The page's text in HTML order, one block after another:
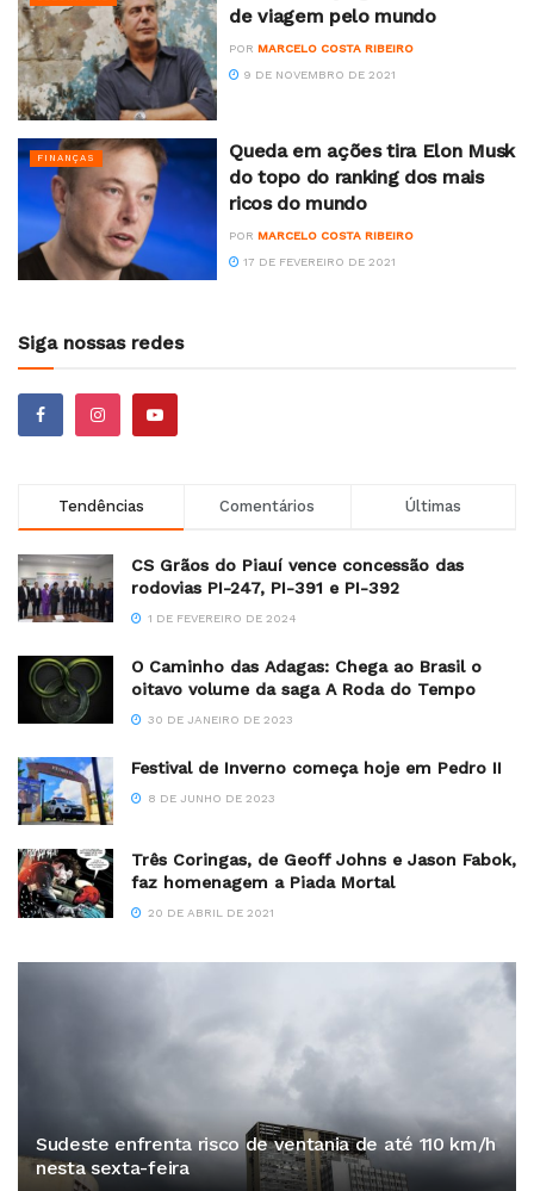
de viagem pelo mundo
POR MARCELO COSTA RIBEIRO
9 DE NOVEMBRO DE 2021
FINANÇAS
Queda em ações tira Elon Musk
do topo do ranking dos mais
ricos do mundo
POR MARCELO COSTA RIBEIRO
17 DE FEVEREIRO DE 2021
Siga nossas redes
Tendências Comentários Últimas
CS Grãos do Piauí vence concessão das
rodovias PI-247, PI-391 e PI-392
1 DE FEVEREIRO DE 2024
O Caminho das Adagas: Chega ao Brasil o
oitavo volume da saga A Roda do Tempo
30 DE JANEIRO DE 2023
Festival de Inverno começa hoje em Pedro II
8 DE JUNHO DE 2023
Três Coringas, de Geoff Johns e Jason Fabok,
faz homenagem a Piada Mortal
20 DE ABRIL DE 2021
Sudeste enfrenta risco de ventania de até 110 km/h
nesta sexta-feira